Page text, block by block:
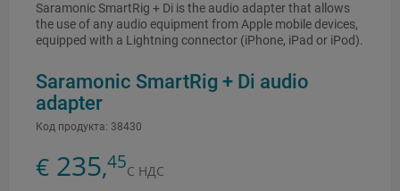
Saramonic SmartRig + Di is the audio adapter that allows
the use of any audio equipment from Apple mobile devices,
equipped with a Lightning connector (iPhone, iPad or iPod).
Saramonic SmartRig + Di audio
adapter
Код продукта: 38430
€ 235,45С НДС